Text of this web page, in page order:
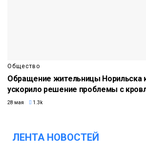
Общество
Обращение жительницы Норильска
ускорило решение проблемы с
28 мая 1.3k
ЛЕНТА НОВОСТЕЙ